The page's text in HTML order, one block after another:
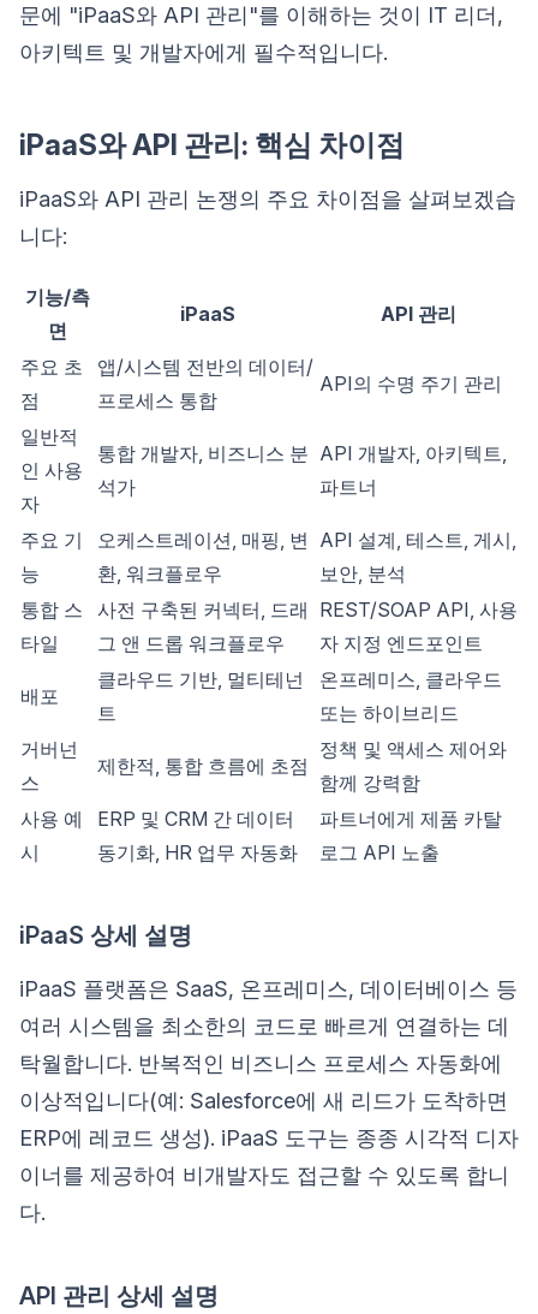
문에 "iPaaS와 API 관리"를 이해하는 것이 IT 리더,
아키텍트 및 개발자에게 필수적입니다.
iPaaS와 API 관리: 핵심 차이점
iPaaS와 API 관리 논쟁의 주요 차이점을 살펴보겠습
니다:
기능/측
면
iPaaS API 관리
주요 초
점
앱/시스템 전반의 데이터/
프로세스 통합
API의 수명 주기 관리
일반적
인 사용
자
통합 개발자, 비즈니스 분
석가
API 개발자, 아키텍트,
파트너
주요 기
능
오케스트레이션, 매핑, 변
환, 워크플로우
API 설계, 테스트, 게시,
보안, 분석
통합 스
타일
사전 구축된 커넥터, 드래
그 앤 드롭 워크플로우
REST/SOAP API, 사용
자 지정 엔드포인트
배포
클라우드 기반, 멀티테넌
트
온프레미스, 클라우드
또는 하이브리드
거버넌
스
제한적, 통합 흐름에 초점
정책 및 액세스 제어와
함께 강력함
사용 예
시
ERP 및 CRM 간 데이터
동기화, HR 업무 자동화
파트너에게 제품 카탈
로그 API 노출
iPaaS 상세 설명
iPaaS 플랫폼은 SaaS, 온프레미스, 데이터베이스 등
여러 시스템을 최소한의 코드로 빠르게 연결하는 데
탁월합니다. 반복적인 비즈니스 프로세스 자동화에
이상적입니다(예: Salesforce에 새 리드가 도착하면
ERP에 레코드 생성). iPaaS 도구는 종종 시각적 디자
이너를 제공하여 비개발자도 접근할 수 있도록 합니
다.
API 관리 상세 설명